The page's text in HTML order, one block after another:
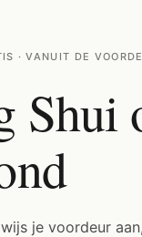
· VANUIT DE
Shui
je voordeur